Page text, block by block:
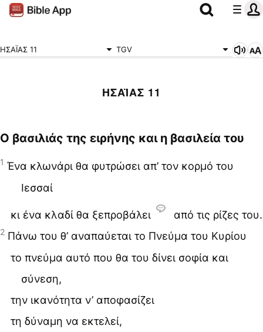
ΗΣΑΪΑΣ 11 TGV
ΗΣΑΪΑΣ 11
Ο βασιλιάς της ειρήνης και η βασιλεία του
1 Ένα κλωνάρι θα φυτρώσει απ’ τον κορμό του
Ιεσσαί
κι ένα κλαδί θα ξεπροβάλει από τις ρίζες του.
2 Πάνω του θ’ αναπαύεται το Πνεύμα του Κυρίου
το πνεύμα αυτό που θα του δίνει σοφία και
σύνεση,
την ικανότητα ν’ αποφασίζει
τη δύναμη να εκτελεί,